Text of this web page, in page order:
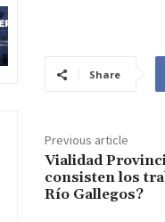
Share
Previous article
Vialidad
consisten los
Río Gallegos?